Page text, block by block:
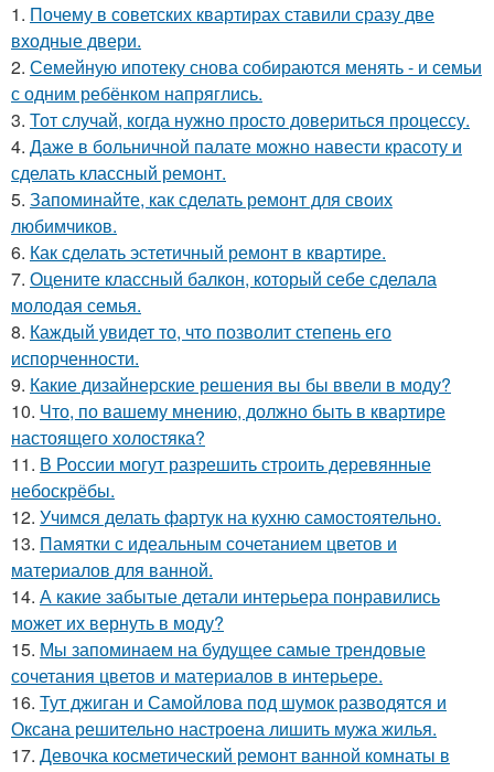
1. Почему в советских квартирах ставили сразу две
входные двери.
2. Семейную ипотеку снова собираются менять - и семьи
с одним ребёнком напряглись.
3. Тот случай, когда нужно просто довериться процессу.
4. Даже в больничной палате можно навести красоту и
сделать классный ремонт.
5. Запоминайте, как сделать ремонт для своих
любимчиков.
6. Как сделать эстетичный ремонт в квартире.
7. Оцените классный балкон, который себе сделала
молодая семья.
8. Каждый увидет то, что позволит степень его
испорченности.
9. Какие дизайнерские решения вы бы ввели в моду?
10. Что, по вашему мнению, должно быть в квартире
настоящего холостяка?
11. В России могут разрешить строить деревянные
небоскрёбы.
12. Учимся делать фартук на кухню самостоятельно.
13. Памятки с идеальным сочетанием цветов и
материалов для ванной.
14. А какие забытые детали интерьера понравились
может их вернуть в моду?
15. Мы запоминаем на будущее самые трендовые
сочетания цветов и материалов в интерьере.
16. Тут джиган и Самойлова под шумок разводятся и
Оксана решительно настроена лишить мужа жилья.
17. Девочка косметический ремонт ванной комнаты в